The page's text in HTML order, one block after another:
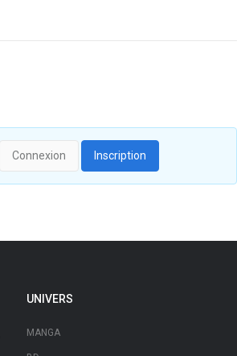
Connexion Inscription
UNIVERS
MANGA